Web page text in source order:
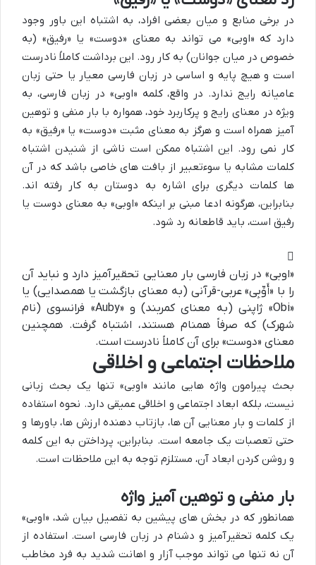
در برخی منابع و میان بعضی افراد، به اشتباه این باور وجود
دارد که «اوبی» می تواند به معنای «دوست» یا «رفیق» (به
خصوص در میان جوانان) به کار رود. این برداشت کاملاً نادرست
است و هیچ پایه و اساسی در زبان فارسی معیار یا حتی زبان
عامیانه رایج ندارد. در واقع، کلمه «اوبی» در زبان فارسی، به
ویژه در معنای رایج و پرکاربرد خود، همواره با بار منفی و توهین
آمیز همراه است و هرگز به معنای مثبت «دوست» یا «رفیق» به
کار نمی رود. این اشتباه ممکن است ناشی از شنیدن اشتباه
کلمات مشابه یا سوءتعبیر از بافت های خاصی باشد که در آن
ها کلمات دیگری برای اشاره به دوستان به کار رفته اند.
بنابراین، هرگونه ادعا مبنی بر اینکه «اوبی» به معنای دوست یا
رفیق است، باید قاطعانه رد شود.
«اوبی» در زبان فارسی بار معنایی تحقیرآمیز دارد و نباید آن
را با «أَوِّبِی» عربی-قرآنی (به معنای بازگشت یا همصدایی) یا
«Obi» ژاپنی (به معنای کمربند) و «Auby» فرانسوی (نام
شهرک) که صرفاً همنام هستند، اشتباه گرفت. همچنین
معنای «دوست» برای آن کاملاً نادرست است.
ملاحظات اجتماعی و اخلاقی
بحث پیرامون واژه هایی مانند «اوبی» تنها یک بحث زبانی
نیست، بلکه ابعاد اجتماعی و اخلاقی عمیقی دارد. نحوه استفاده
از کلمات و بار معنایی آن ها، بازتاب دهنده ارزش ها، باورها و
حتی تعصبات یک جامعه است. بنابراین، پرداختن به این کلمه
و روشن کردن ابعاد آن، مستلزم توجه به این ملاحظات است.
بار منفی و توهین آمیز واژه
همانطور که در بخش های پیشین به تفصیل بیان شد، «اوبی»
یک کلمه تحقیرآمیز و دشنام در زبان فارسی است. استفاده از
آن نه تنها می تواند موجب آزار و اهانت شدید به فرد مخاطب